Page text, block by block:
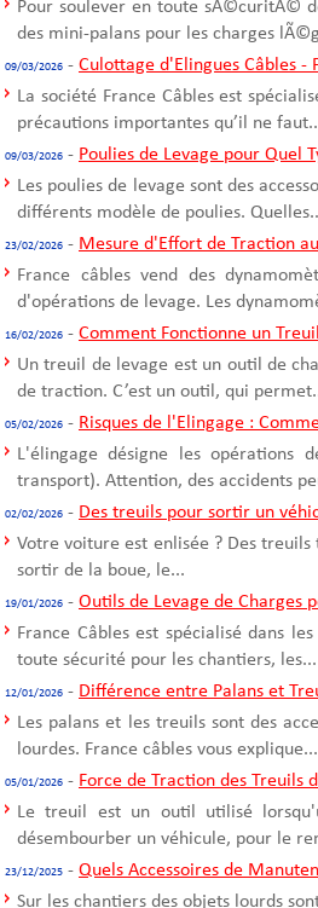
Pour soulever en toute sÃ©curitÃ©
des mini-palans pour les charges
09/03/2026 - Culottage d'Elingues Câbles -
La société France Câbles est
précautions importantes qu’il ne
09/03/2026 - Poulies de Levage pour Quel
Les poulies de levage sont des
différents modèle de poulies.
23/02/2026 - Mesure d'Effort de Traction
France câbles vend des
d'opérations de levage. Les
16/02/2026 - Comment Fonctionne un
Un treuil de levage est un outil de
de traction. C’est un outil, qui
05/02/2026 - Risques de l'Elingage :
L'élingage désigne les opérations
transport). Attention, des accidents
02/02/2026 - Des treuils pour sortir un
Votre voiture est enlisée ? Des
sortir de la boue, le...
19/01/2026 - Outils de Levage de Charges
France Câbles est spécialisé dans
toute sécurité pour les chantiers, les...
12/01/2026 - Différence entre Palans et
Les palans et les treuils sont des
lourdes. France câbles vous explique...
05/01/2026 - Force de Traction des Treuils
Le treuil est un outil utilisé
désembourber un véhicule, pour le
23/12/2025 - Quels Accessoires de
Sur les chantiers des objets lourds